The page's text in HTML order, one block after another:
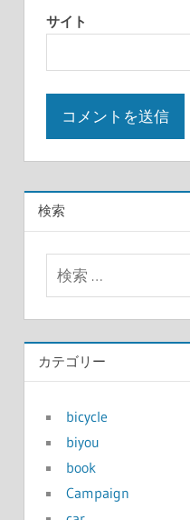
サイト
検索
カテゴリー
bicycle
biyou
book
Campaign